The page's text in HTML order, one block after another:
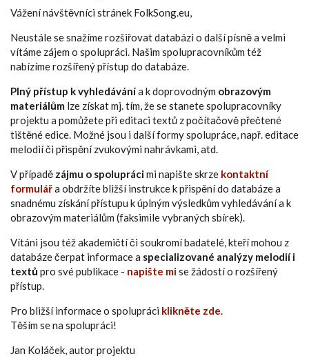
Vážení návštěvníci stránek FolkSong.eu,
Neustále se snažíme rozšiřovat databázi o další písně a velmi
vítáme zájem o spolupráci. Našim spolupracovníkům též
nabízíme rozšířený přístup do databáze.
Plný přístup k vyhledávánía k doprovodným obrazovým
materiálům lze získat mj. tím, že se stanete spolupracovníky
projektu a pomůžete při editaci textů z počítačově přečtené
tištěné edice. Možné jsou i další formy spolupráce, např. editace
melodií či přispění zvukovými nahrávkami, atd.
V případě zájmu o spoluprácimi napište skrze kontaktní
formulářa obdržíte bližší instrukce k přispění do databáze a
snadnému získání přístupu k úplným výsledkům vyhledávání a k
obrazovým materiálům (faksimile vybraných sbírek).
Vítáni jsou též akademičtí či soukromí badatelé, kteří mohou z
databáze čerpat informace a specializované analýzy melodií i
textůpro své publikace - napište mise žádostí o rozšířený
přístup.
Pro bližší informace o spolupráci klikněte zde.
Těším se na spolupráci!
Jan Koláček, autor projektu